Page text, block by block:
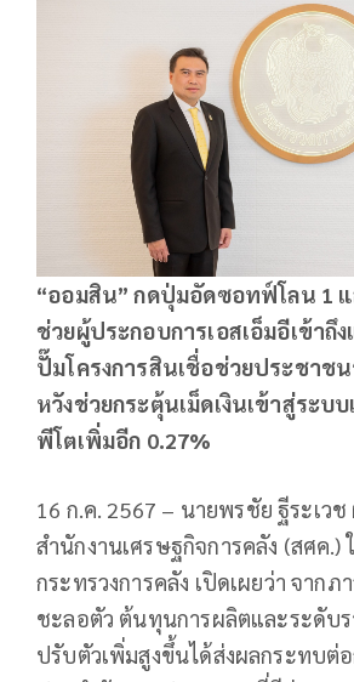
“ออมสิน” กดปุ่มอัดซอทฟ์โลน 1
ช่วยผู้ประกอบการเอสเอ็มอีเข้าถึ
ปั๊มโครงการสินเชื่อช่วยประชาช
หวังช่วยกระตุ้นเม็ดเงินเข้าสู่ระบ
พีโตเพิ่มอีก 0.27%
16 ก.ค. 2567 – นายพรชัย ฐีระเวช
สำนักงานเศรษฐกิจการคลัง (สศค.)
กระทรวงการคลัง เปิดเผยว่า จากภ
ชะลอตัว ต้นทุนการผลิตและระดับ
ปรับตัวเพิ่มสูงขึ้นได้ส่งผลกระทบต่